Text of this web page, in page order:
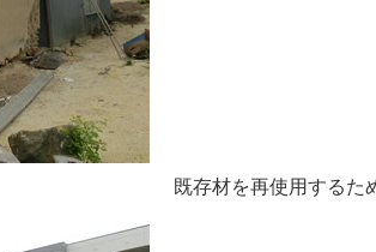
既存材を再使用するた